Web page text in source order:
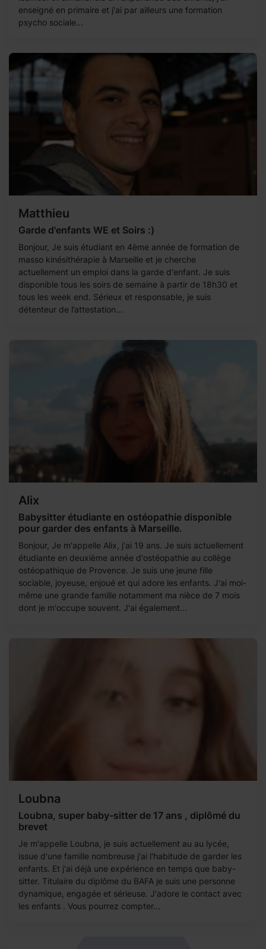
enseigné en primaire et j'ai par ailleurs une formation
psycho sociale...
Matthieu
Garde d'enfants WE et Soirs :)
Bonjour, Je suis étudiant en 4ème année de formation de
masso kinésithérapie à Marseille et je cherche
actuellement un emploi dans la garde d'enfant. Je suis
disponible tous les soirs de semaine à partir de 18h30 et
tous les week end. Sérieux et responsable, je suis
détenteur de l’attestation...
Alix
Babysitter étudiante en ostéopathie disponible
pour garder des enfants à Marseille.
Bonjour, Je m'appelle Alix, j'ai 19 ans. Je suis actuellement
étudiante en deuxième année d'ostéopathie au collège
ostéopathique de Provence. Je suis une jeune fille
sociable, joyeuse, enjoué et qui adore les enfants. J'ai moi-
même une grande famille notamment ma nièce de 7 mois
dont je m'occupe souvent. J'ai également...
Loubna
Loubna, super baby-sitter de 17 ans , diplômé du
brevet
Je m'appelle Loubna, je suis actuellement au au lycée,
issue d'une famille nombreuse j'ai l'habitude de garder les
enfants. Et j'ai déjà une expérience en temps que baby-
sitter. Titulaire du diplôme du BAFA je suis une personne
dynamique, engagée et sérieuse. J'adore le contact avec
les enfants . Vous pourrez compter...